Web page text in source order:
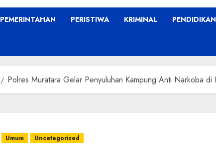
PEMERINTAHAN PERISTIWA KRIMINAL PENDIDIKAN
Polres Muratara Gelar Penyuluhan Kampung Anti Narkoba di
Umum Uncategorized